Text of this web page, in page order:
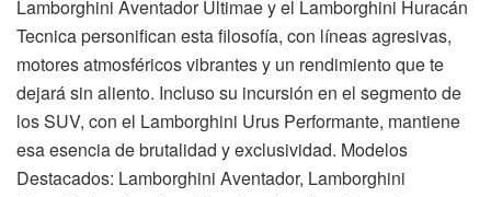
Lamborghini Aventador Ultimae y el Lamborghini Huracán
Tecnica personifican esta filosofía, con líneas agresivas,
motores atmosféricos vibrantes y un rendimiento que te
dejará sin aliento. Incluso su incursión en el segmento de
los SUV, con el Lamborghini Urus Performante, mantiene
esa esencia de brutalidad y exclusividad. Modelos
Destacados: Lamborghini Aventador, Lamborghini